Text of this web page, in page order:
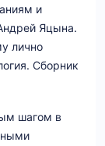
и
Яцына.
лично
Сборник
шагом в